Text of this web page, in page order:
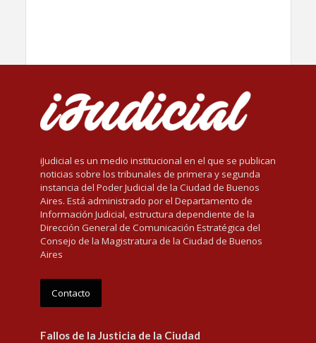
iJudicial es un medio institucional en el que se publican
noticias sobre los tribunales de primera y segunda
instancia del Poder Judicial de la Ciudad de Buenos
Aires. Está administrado por el Departamento de
Información Judicial, estructura dependiente de la
Dirección General de Comunicación Estratégica del
Consejo de la Magistratura de la Ciudad de Buenos
Aires
Contacto
Fallos de la Justicia de la Ciudad